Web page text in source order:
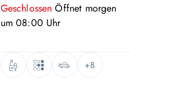
GeschlossenÖffnet morgen
um08:00 Uhr
+8